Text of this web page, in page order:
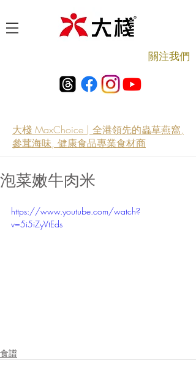
​關注我們
大棧 MaxChoice | 全港領先的蟲草燕窩,
參茸海味, 健康食品專業食材商
泡菜嫩牛肉米
https://www.youtube.com/watch?
v=5i5iZyVtEds
食譜